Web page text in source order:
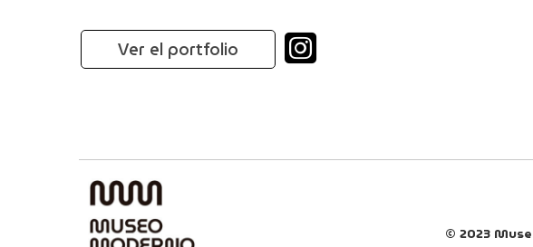
Ver el portfolio
© 2023